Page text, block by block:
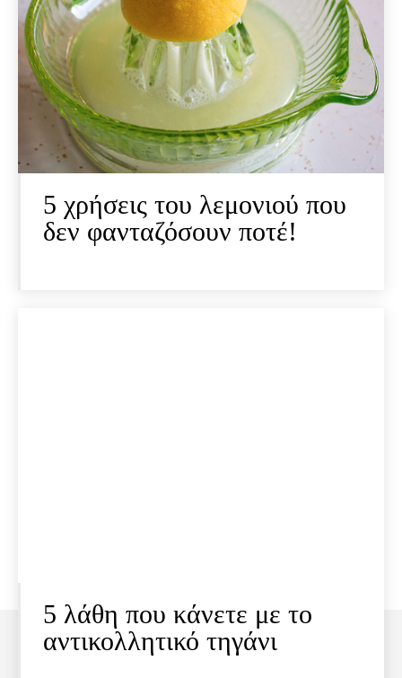
5 χρήσεις του λεμονιού που
δεν φανταζόσουν ποτέ!
5 λάθη που κάνετε με το
αντικολλητικό τηγάνι